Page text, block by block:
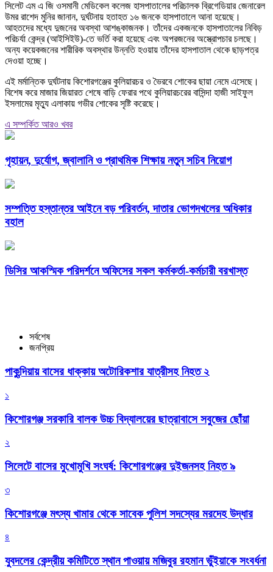
সিলেট এম এ জি ওসমানী মেডিকেল কলেজ হাসপাতালের পরিচালক ব্রিগেডিয়ার জেনারেল
উমর রাশেদ মুনির জানান, দুর্ঘটনায় হতাহত ১৬ জনকে হাসপাতালে আনা হয়েছে।
আহতদের মধ্যে দুজনের অবস্থা আশঙ্কাজনক। তাঁদের একজনকে হাসপাতালের নিবিড়
পরিচর্যা কেন্দ্র (আইসিইউ)-তে ভর্তি করা হয়েছে এবং অপরজনের অস্ত্রোপচার চলছে।
অন্য কয়েকজনের শারীরিক অবস্থার উন্নতি হওয়ায় তাঁদের হাসপাতাল থেকে ছাড়পত্র
দেওয়া হচ্ছে।
এই মর্মান্তিক দুর্ঘটনায় কিশোরগঞ্জের কুলিয়ারচর ও ভৈরবে শোকের ছায়া নেমে এসেছে।
বিশেষ করে মাজার জিয়ারত শেষে বাড়ি ফেরার পথে কুলিয়ারচরের বাসিন্দা হাজী সাইফুল
ইসলামের মৃত্যু এলাকায় গভীর শোকের সৃষ্টি করেছে।
এ সম্পর্কিত আরও খবর
গৃহায়ন, দুর্যোগ, জ্বালানি ও প্রাথমিক শিক্ষায় নতুন সচিব নিয়োগ
সম্পত্তি হস্তান্তর আইনে বড় পরিবর্তন, দাতার ভোগদখলের অধিকার
বহাল
ডিসির আকস্মিক পরিদর্শনে অফিসের সকল কর্মকর্তা-কর্মচারী বরখাস্ত
সর্বশেষ
জনপ্রিয়
পাকুন্দিয়ায় বাসের ধাক্কায় অটোরিকশার যাত্রীসহ নিহত ২
১
কিশোরগঞ্জ সরকারি বালক উচ্চ বিদ্যালয়ের ছাত্রাবাসে সবুজের ছোঁয়া
২
সিলেটে বাসের মুখোমুখি সংঘর্ষ: কিশোরগঞ্জের দুইজনসহ নিহত ৯
৩
কিশোরগঞ্জে মৎস্য খামার থেকে সাবেক পুলিশ সদস্যের মরদেহ উদ্ধার
৪
যুবদলের কেন্দ্রীয় কমিটিতে স্থান পাওয়ায় মজিবুর রহমান ভুঁইয়াকে সংবর্ধনা